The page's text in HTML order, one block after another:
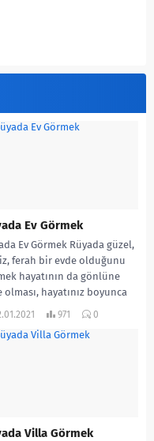
Ev Görmek
Ev Görmek Rüyada güzel,
ferah bir evde olduğunu
hayatının da gönlüne
olması, hayatınız boyunca
içinde...
971 0
Villa Görmek